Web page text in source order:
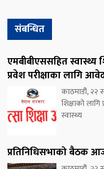
संबन्धित
एमबीबीएससहित स्वास्थ्य
प्रवेश परीक्षाका लागि
काठमाडौं, २२
शिक्षाको
स्वास्थ्य
प्रतिनिधिसभाको बैठक